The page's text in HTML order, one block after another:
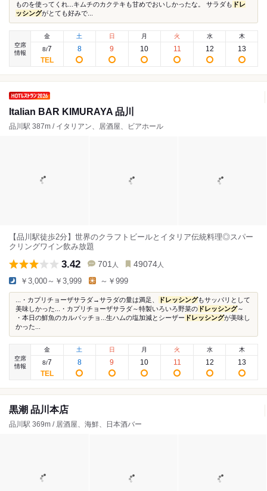
ものを使ってくれ...キムチのカクテキも甘めでおいしかったな。 サラダも ドレ
ッシングがとても好みで...
空席
情報
金
8/7
土
8
日
9
月
10
火
11
水
12
木
13
Italian BAR KIMURAYA 品川
品川駅 387m / イタリアン、居酒屋、ビアホール
【品川駅徒歩2分】世界のクラフトビールとイタリア伝統料理◎スパー
クリングワイン飲み放題
3.42 701 人 49074 人
￥3,000～￥3,999 ～￥999
...・カプリチョーザサラダ→サラダの量は満足、 ドレッシングもサッパリとして
美味しかった...・カプリチョーザサラダ～特製いろいろ野菜の ドレッシング～
・本日の鮮魚のカルパッチョ...生ハムの塩加減とシーザー ドレッシングが美味し
かった...
空席
情報
金
8/7
土
8
日
9
月
10
火
11
水
12
木
13
黒潮 品川本店
品川駅 369m / 居酒屋、海鮮、日本酒バー